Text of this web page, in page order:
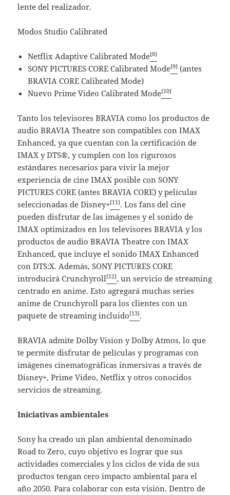
lente del realizador.
Modos Studio Calibrated
Netflix Adaptive Calibrated Mode[8]
SONY PICTURES CORE Calibrated Mode[9] (antes
BRAVIA CORE Calibrated Mode)
Nuevo Prime Video Calibrated Mode[10]
Tanto los televisores BRAVIA como los productos de
audio BRAVIA Theatre son compatibles con IMAX
Enhanced, ya que cuentan con la certificación de
IMAX y DTS®, y cumplen con los rigurosos
estándares necesarios para vivir la mejor
experiencia de cine IMAX posible con SONY
PICTURES CORE (antes BRAVIA CORE) y películas
seleccionadas de Disney+[11]. Los fans del cine
pueden disfrutar de las imágenes y el sonido de
IMAX optimizados en los televisores BRAVIA y los
productos de audio BRAVIA Theatre con IMAX
Enhanced, que incluye el sonido IMAX Enhanced
con DTS:X. Además, SONY PICTURES CORE
introducirá Crunchyroll [12], un servicio de streaming
centrado en anime. Esto agregará muchas series
anime de Crunchyroll para los clientes con un
paquete de streaming incluido[13].
BRAVIA admite Dolby Vision y Dolby Atmos, lo que
te permite disfrutar de películas y programas con
imágenes cinematográficas inmersivas a través de
Disney+, Prime Video, Netflix y otros conocidos
servicios de streaming.
Iniciativas ambientales
Sony ha creado un plan ambiental denominado
Road to Zero, cuyo objetivo es lograr que sus
actividades comerciales y los ciclos de vida de sus
productos tengan cero impacto ambiental para el
año 2050. Para colaborar con esta visión. Dentro de